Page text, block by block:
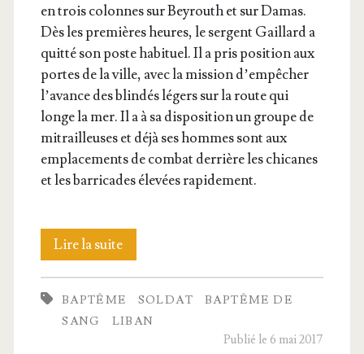
en trois colonnes sur Bey­routh et sur Damas.
Dès les pre­mières heures, le ser­gent Gaillard a
quit­té son poste habi­tuel. Il a pris posi­tion aux
portes de la ville, avec la mis­sion d’empêcher
l’a­vance des blin­dés légers sur la route qui
longe la mer. Il a à sa dis­po­si­tion un groupe de
mitrailleuses et déjà ses hommes sont aux
empla­ce­ments de com­bat der­rière les chi­canes
et les bar­ri­cades éle­vées rapidement.
Lire la suiteBap­
tême
de sang
BAPTÊME SOLDAT
BAPTÊME DE
SANG
LIBAN
Publié le 6 mai 2017